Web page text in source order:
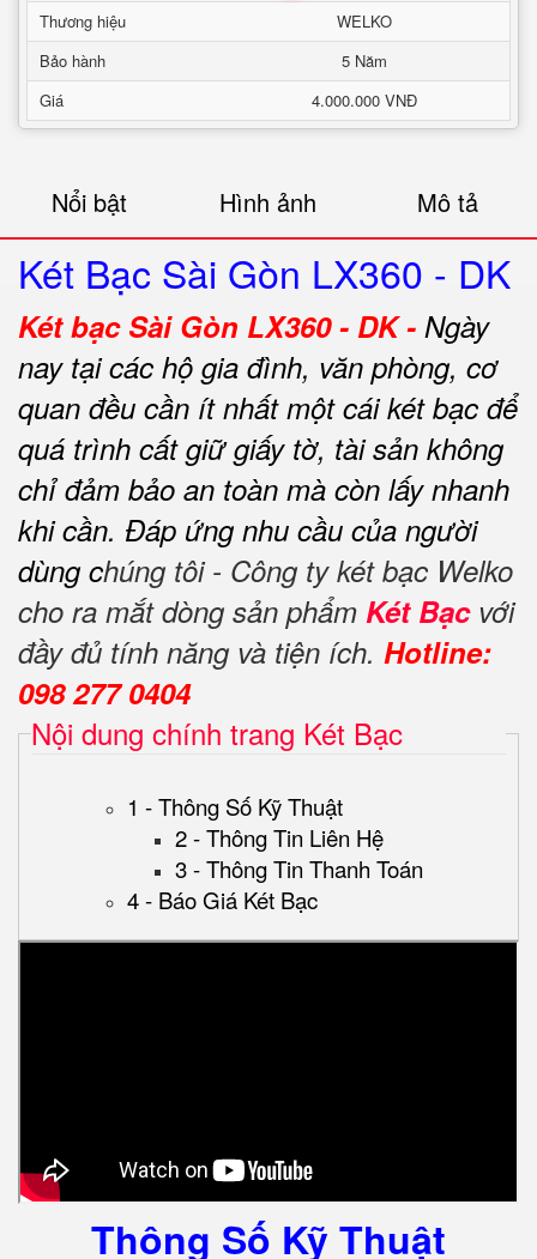
Thương hiệu
WELKO
Bảo hành
5 Năm
Giá
4.000.000 VNĐ
Nổi bật Hình ảnh Mô tả
Két Bạc Sài Gòn LX360 - DK
Két bạc Sài Gòn LX360 - DK - Ngày
nay tại các hộ gia đình, văn phòng, cơ
quan đều cần ít nhất một cái két bạc để
quá trình cất giữ giấy tờ, tài sản không
chỉ đảm bảo an toàn mà còn lấy nhanh
khi cần. Đáp ứng nhu cầu của người
dùng chúng tôi - Công ty két bạc Welko
cho ra mắt dòng sản phẩm Két Bạcvới
đầy đủ tính năng và tiện ích. Hotline:
098 277 0404
Nội dung chính trang Két Bạc
1 - Thông Số Kỹ Thuật
2 - Thông Tin Liên Hệ
3 - Thông Tin Thanh Toán
4 - Báo Giá Két Bạc
Thông Số Kỹ Thuật